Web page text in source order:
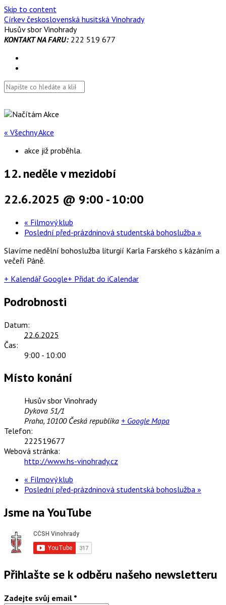
Skip to content
Církev československá husitská Vinohrady
Husův sbor Vinohrady
KONTAKT NA FARU:222 519 677
« Všechny Akce
akce již proběhla.
12. neděle v mezidobí
22.6.2025 @ 9:00 -10:00
« Filmový klub
Poslední před-prázdninová studentská bohoslužba »
Slavíme nedělní bohoslužba liturgií Karla Farského s kázáním a
večeří Páně.
+ Kalendář Google+ Přidat do iCalendar
Podrobnosti
Datum:
22.6.2025
Čas:
9:00 - 10:00
Místo konání
Husův sbor Vinohrady
Dykova 51/1
Praha, 10100 Česká republika + Google Mapa
Telefon:
222519677
Webová stránka:
http://www.hs-vinohrady.cz
« Filmový klub
Poslední před-prázdninová studentská bohoslužba »
Jsme na YouTube
Přihlašte se k odběru našeho newsletteru
Zadejte svůj email *